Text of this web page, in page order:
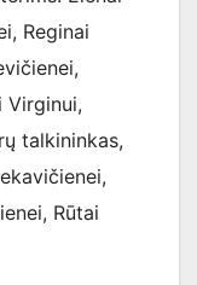
Reginai
Virginui,
talkininkas,
Rūtai